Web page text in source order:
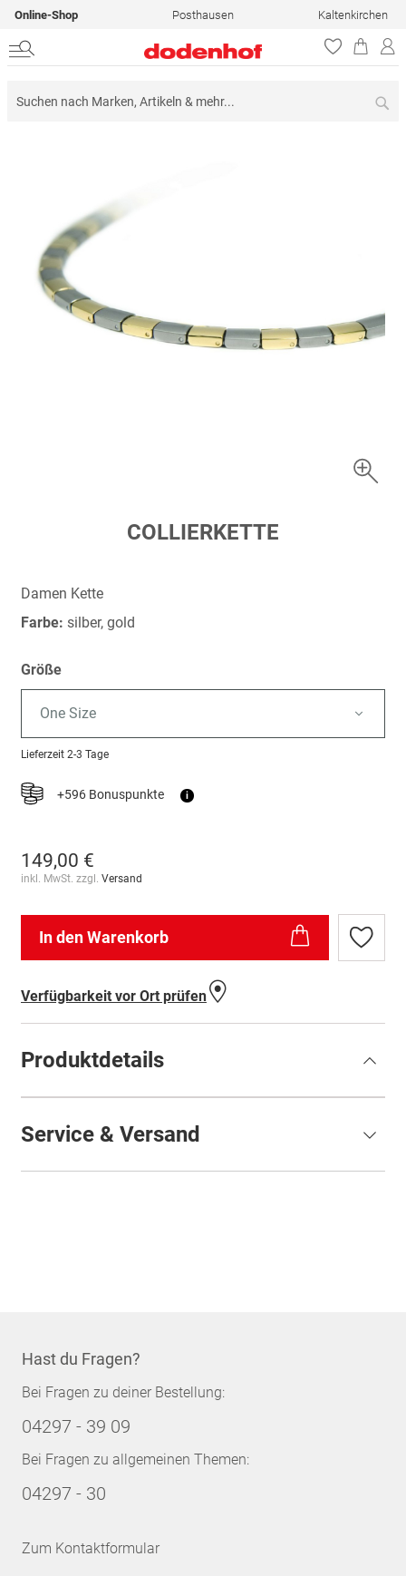
Online-Shop Posthausen Kaltenkirchen
springen
COLLIERKETTE
Damen Kette
Farbe: silber, gold
Größe
One Size
Lieferzeit 2-3 Tage
+596 Bonuspunkte i
149,00 €
inkl. MwSt. zzgl. Versand
In den Warenkorb
Zur
Verfügbarkeit vor Ort prüfen
Produktdetails
Service & Versand
Hast du Fragen?
Bei Fragen zu deiner Bestellung:
04297 - 39 09
Bei Fragen zu allgemeinen Themen:
04297 - 30
Zum Kontaktformular